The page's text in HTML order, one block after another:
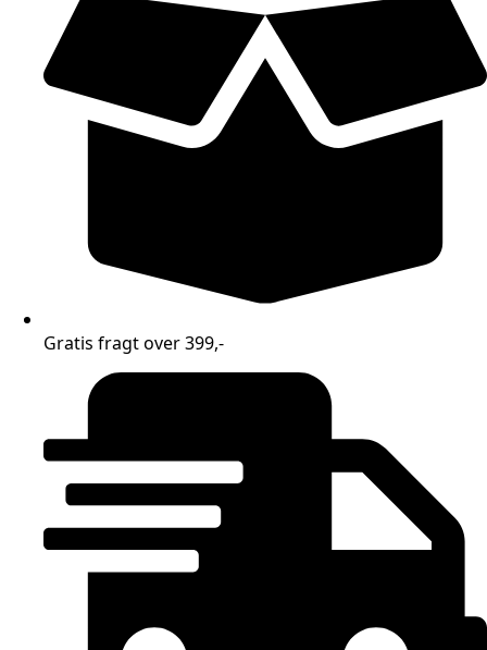
Gratis fragt over 399,-